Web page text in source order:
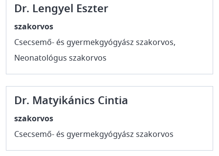
Dr. Lengyel Eszter
szakorvos
Csecsemő- és gyermekgyógyász szakorvos,
Neonatológus szakorvos
Dr. Matyikánics Cintia
szakorvos
Csecsemő- és gyermekgyógyász szakorvos